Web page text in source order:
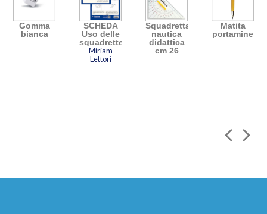
Gomma
bianca
SCHEDA
Uso delle
squadrette
Miriam
Lettori
Squadretta
nautica
didattica
cm 26
Matita
portamine